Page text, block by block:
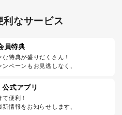
利なサービス
員特典
特典が盛りだくさん！
ペーンもお見逃しなく。
式アプリ
便利！
情報をお知らせします。